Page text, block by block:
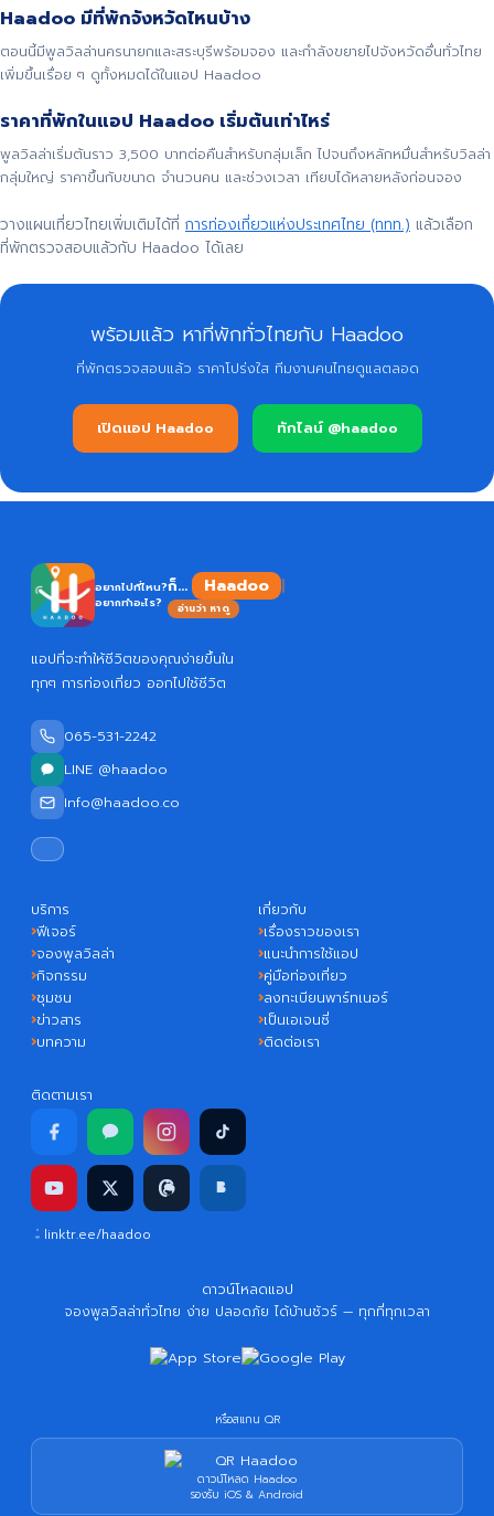
Haadoo มีที่พักจังหวัดไหนบ้าง
ตอนนี้มีพูลวิลล่านครนายกและสระบุรีพร้อมจอง และกำลังขยายไปจังหวัดอื่นทั่วไทย
เพิ่มขึ้นเรื่อย ๆ ดูทั้งหมดได้ในแอป Haadoo
ราคาที่พักในแอป Haadoo เริ่มต้นเท่าไหร่
พูลวิลล่าเริ่มต้นราว 3,500 บาทต่อคืนสำหรับกลุ่มเล็ก ไปจนถึงหลักหมื่นสำหรับวิลล่า
กลุ่มใหญ่ ราคาขึ้นกับขนาด จำนวนคน และช่วงเวลา เทียบได้หลายหลังก่อนจอง
วางแผนเที่ยวไทยเพิ่มเติมได้ที่ การท่องเที่ยวแห่งประเทศไทย (ททท.) แล้วเลือก
ที่พักตรวจสอบแล้วกับ Haadoo ได้เลย
พร้อมแล้ว หาที่พักทั่วไทยกับ Haadoo
ที่พักตรวจสอบแล้ว ราคาโปร่งใส ทีมงานคนไทยดูแลตลอด
เปิดแอป Haadoo ทักไลน์ @haadoo
อยากไปที่ไหน?
อยากทำอะไร?
ก็... Ha
อ่านว่า หาดู
แอปที่จะทำให้ชีวิตของคุณง่ายขึ้นใน
ทุกๆ การท่องเที่ยว ออกไปใช้ชีวิต
065-531-2242
LINE @haadoo
Info@haadoo.co
บริการ
ฟีเจอร์
จองพูลวิลล่า
กิจกรรม
ชุมชน
ข่าวสาร
บทความ
เกี่ยวกับ
เรื่องราวของเรา
แนะนำการใช้แอป
คู่มือท่องเที่ยว
ลงทะเบียนพาร์ทเนอร์
เป็นเอเจนซี่
ติดต่อเรา
ติดตามเรา
linktr.ee/haadoo
ดาวน์โหลดแอป
จองพูลวิลล่าทั่วไทย ง่าย ปลอดภัย ได้บ้านชัวร์ — ทุกที่ทุกเวลา
หรือสแกน QR
ดาวน์โหลด Haadoo
รองรับ iOS & Android